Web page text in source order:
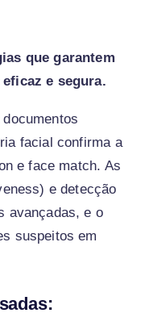
que garantem
e segura.
facial confirma a
e face match. As
e detecção
avançadas, e o
suspeitos em